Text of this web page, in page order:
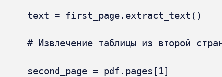
text = first_page.extract_text()
# Извлечение таблицы из второй
second_page = pdf.pages[1]